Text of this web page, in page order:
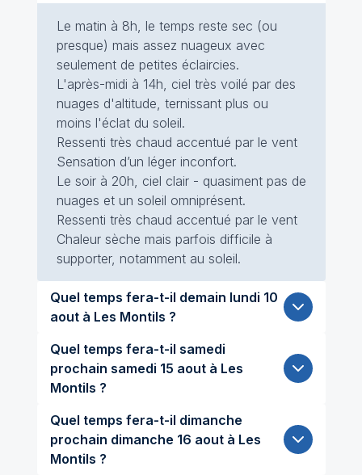
Le matin à 8h, le temps reste sec (ou
presque) mais assez nuageux avec
seulement de petites éclaircies.
L'après-midi à 14h, ciel très voilé par des
nuages d'altitude, ternissant plus ou
moins l'éclat du soleil.
Ressenti très chaud accentué par le vent
Sensation d’un léger inconfort.
Le soir à 20h, ciel clair - quasiment pas de
nuages et un soleil omniprésent.
Ressenti très chaud accentué par le vent
Chaleur sèche mais parfois difficile à
supporter, notamment au soleil.
Quel temps fera-t-il demain lundi 10
aout à Les Montils ?
Quel temps fera-t-il samedi
prochain samedi 15 aout à Les
Montils ?
Quel temps fera-t-il dimanche
prochain dimanche 16 aout à Les
Montils ?